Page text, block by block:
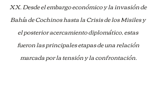
XX. Desde el embargo económico y la invasión de
Bahía de Cochinos hasta la Crisis de los Misiles y
el posterior acercamiento diplomático, estas
fueron las principales etapas de una relación
marcada por la tensión y la confrontación.